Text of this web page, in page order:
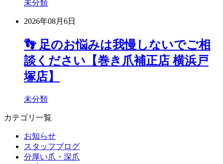
未分類
2026年08月6日
👣 足のお悩みは我慢しないでご相
談ください【巻き爪補正店 横浜戸
塚店】
未分類
カテゴリ一覧
お知らせ
スタッフブログ
分厚い爪・深爪